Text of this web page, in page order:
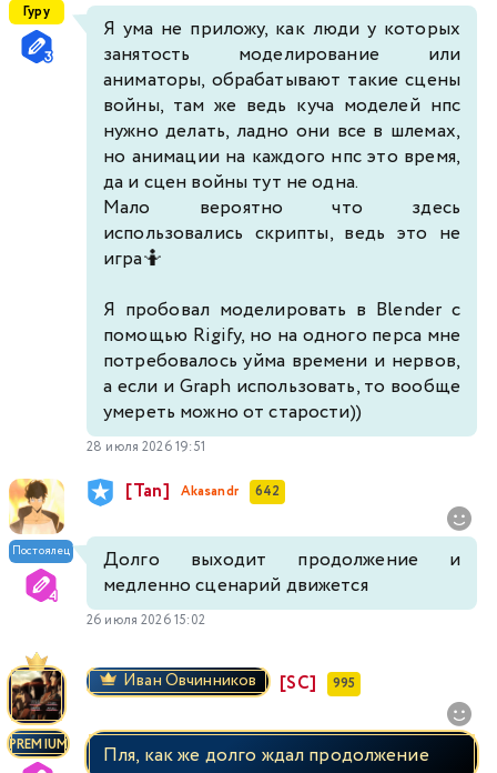
Гуру
Я ума не приложу, как люди у которых
занятость моделирование или
аниматоры, обрабатывают такие сцены
войны, там же ведь куча моделей нпс
нужно делать, ладно они все в шлемах,
но анимации на каждого нпс это время,
да и сцен войны тут не одна.
Мало вероятно что здесь
использовались скрипты, ведь это не
игра🤷
Я пробовал моделировать в Blender с
помощью Rigify, но на одного перса мне
потребовалось уйма времени и нервов,
а если и Graph использовать, то вообще
умереть можно от старости))
28 июля 2026 19:51
Постоялец
[Tan] Akasandr 642
Долго выходит продолжение и
медленно сценарий движется
26 июля 2026 15:02
PREMIUM
Иван Овчинников [SC] 995
Пля, как же долго ждал продолжение